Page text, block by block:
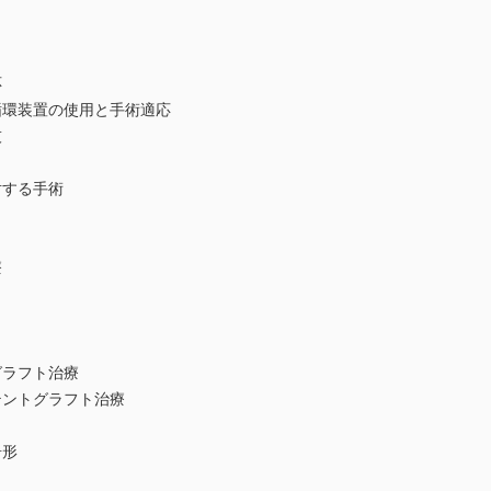
装置の使用と手術適応
る手術
フト治療
トグラフト治療